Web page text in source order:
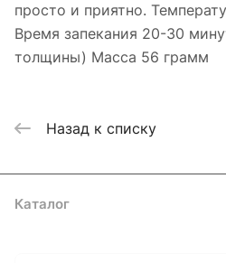
просто и приятно.
Время запекания 20-30
толщины) Масса 56 грамм
Назад к списку
Каталог